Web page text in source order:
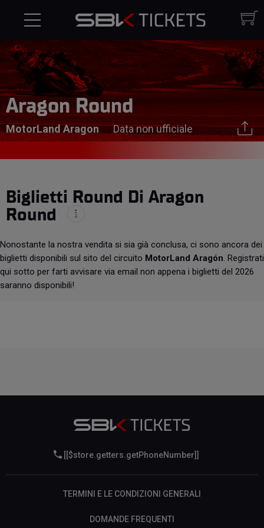
Aragon Round
MotorLand Aragon Data non ufficiale
Biglietti Round Di Aragon
Round
Nonostante la nostra vendita si sia già conclusa, ci sono ancora dei
biglietti disponibili sul sito del circuito MotorLand Aragón. Registrati
qui sotto per farti avvisare via email non appena i biglietti del 2026
saranno disponibili!
[[$store.getters.getPhoneNumber]]
TERMINI E LE CONDIZIONI GENERALI
DOMANDE FREQUENTI